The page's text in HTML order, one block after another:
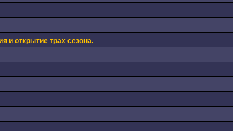
и открытие трах сезона.